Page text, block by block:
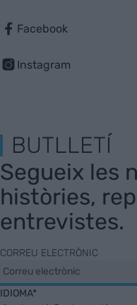
Facebook
Instagram
BUTLLETÍ
Segueix les
històries,
entrevistes.
CORREU ELECTRÒNIC
IDIOMA*